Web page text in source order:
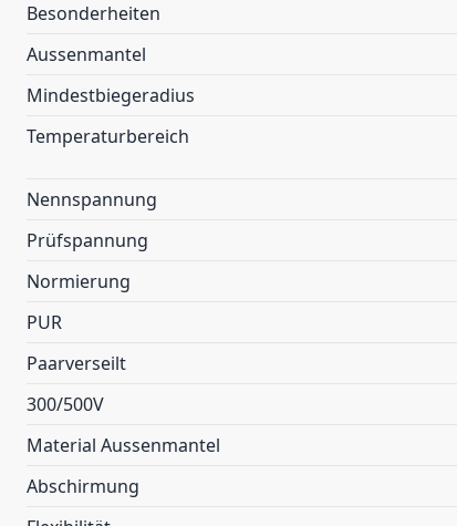
Besonderheiten
Aussenmantel
Mindestbiegeradius
Temperaturbereich
Nennspannung
Prüfspannung
Normierung
PUR
Paarverseilt
300/500V
Material Aussenmantel
Abschirmung